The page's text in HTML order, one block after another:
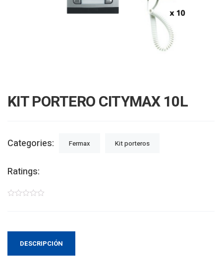
KIT PORTERO CITYMAX 10L
Categories: Fermax Kit porteros
Ratings:
DESCRIPCIÓN